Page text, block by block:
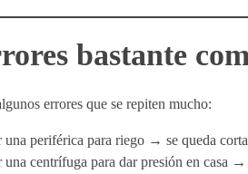
bastante
errores que se repiten mucho:
una periférica para riego → se queda corta
una centrífuga para dar presión en casa